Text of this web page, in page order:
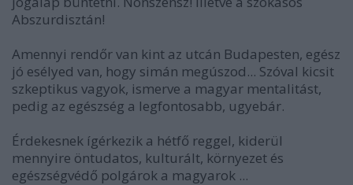
Abszurdisztán!
Amennyi rendőr van kint az utcán Budapesten, egész
jó esélyed van, hogy simán megúszod... Szóval kicsit
szkeptikus vagyok, ismerve a magyar mentalitást,
pedig az egészség a legfontosabb, ugyebár.
Érdekesnek ígérkezik a hétfő reggel, kiderül
mennyire öntudatos, kulturált, környezet és
egészségvédő polgárok a magyarok ...